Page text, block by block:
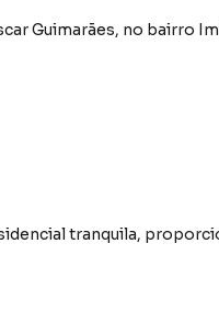
Guimarães, no bairro
tranquila,